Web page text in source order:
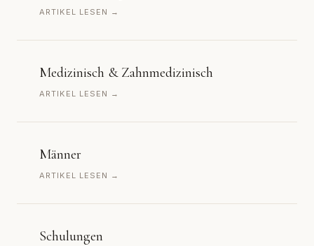
ARTIKEL LESEN →
Medizinisch & Zahnmedizinisch
ARTIKEL LESEN →
Männer
ARTIKEL LESEN →
Schulungen